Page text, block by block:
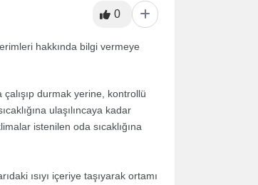
0
hakkında bilgi vermeye
durmak yerine, kontrollü
ulaşılıncaya kadar
istenilen oda sıcaklığına
ısıyı içeriye taşıyarak ortamı